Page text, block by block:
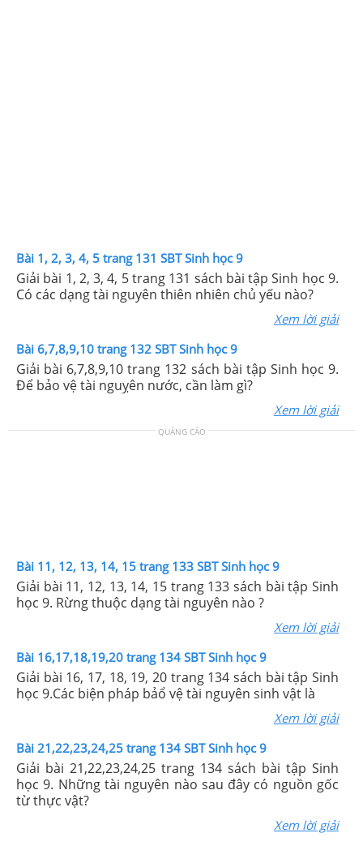
Bài 1, 2, 3, 4, 5 trang 131 SBT Sinh học 9
Giải bài 1, 2, 3, 4, 5 trang 131 sách bài tập Sinh học 9.
Có các dạng tài nguyên thiên nhiên chủ yếu nào?
Xem lời giải
Bài 6,7,8,9,10 trang 132 SBT Sinh học 9
Giải bài 6,7,8,9,10 trang 132 sách bài tập Sinh học 9.
Để bảo vệ tài nguỵên nước, cần làm gì?
Xem lời giải
QUẢNG CÁO
Bài 11, 12, 13, 14, 15 trang 133 SBT Sinh học 9
Giải bài 11, 12, 13, 14, 15 trang 133 sách bài tập Sinh
học 9. Rừng thuộc dạng tài nguyên nào ?
Xem lời giải
Bài 16,17,18,19,20 trang 134 SBT Sinh học 9
Giải bài 16, 17, 18, 19, 20 trang 134 sách bài tập Sinh
học 9.Các biện pháp bảổ vệ tài nguyên sinh vật là
Xem lời giải
Bài 21,22,23,24,25 trang 134 SBT Sinh học 9
Giải bài 21,22,23,24,25 trang 134 sách bài tập Sinh
học 9. Những tài nguyên nào sau đây có nguồn gốc
từ thực vật?
Xem lời giải